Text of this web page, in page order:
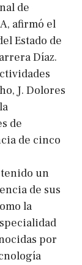
de
afirmó el
Estado de
Díaz.
J. Dolores
de
de cinco
tenido un
de sus
la
por